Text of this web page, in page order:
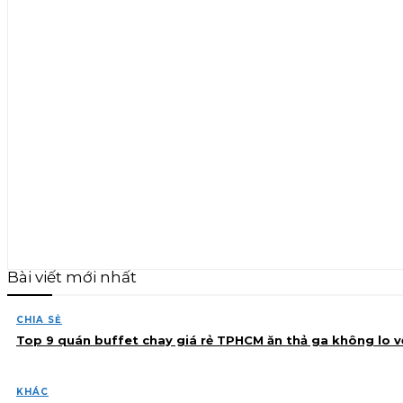
Bài viết mới nhất
CHIA SẺ
Top 9 quán buffet chay giá rẻ TPHCM ăn thả ga không lo
KHÁC